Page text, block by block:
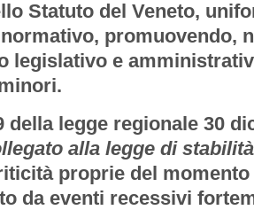
Statuto del Veneto,
promuovendo,
legislativo e
della legge regionale 30
alla legge di
proprie del
da eventi recessivi